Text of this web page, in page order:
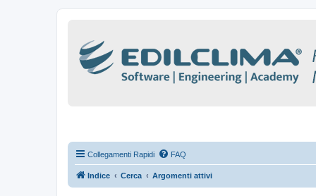
Collegamenti Rapidi FAQ
Indice Cerca Argomenti attivi